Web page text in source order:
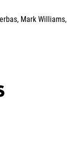
, Mark Williams,